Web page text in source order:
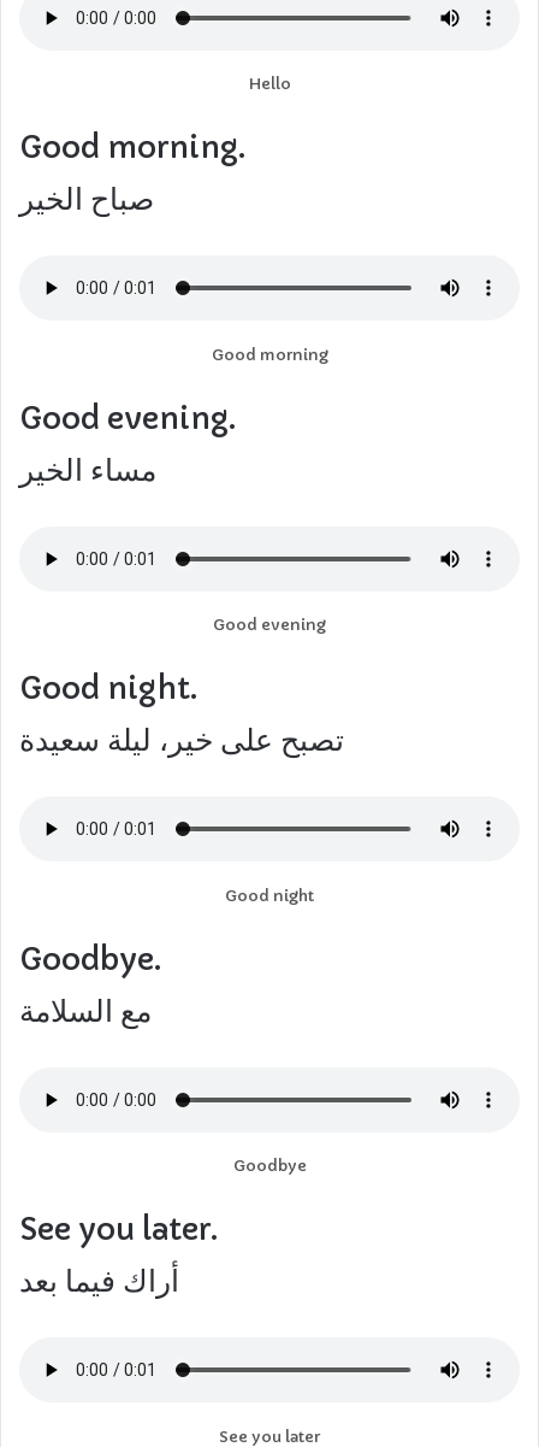
Hello
Good morning.
صباح الخير
Good morning
Good evening.
مساء الخير
Good evening
Good night.
تصبح على خير، ليلة سعيدة
Good night
Goodbye.
مع السلامة
Goodbye
See you later.
أراك فيما بعد
See you later